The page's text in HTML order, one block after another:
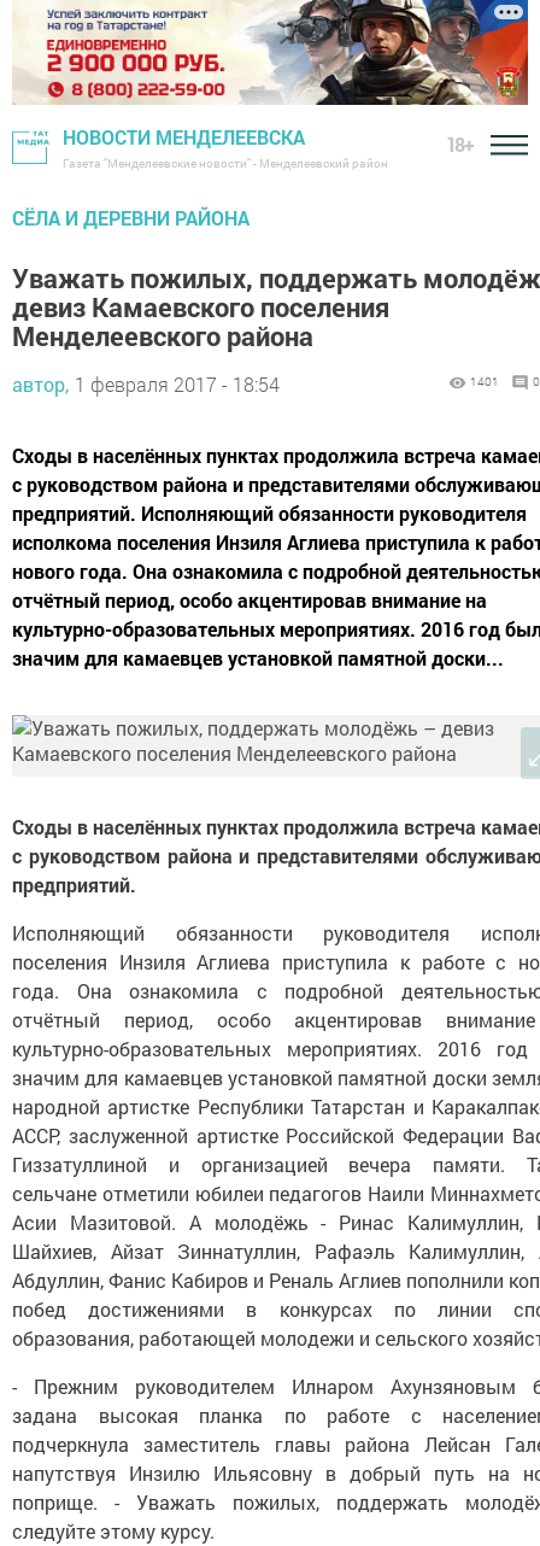
НОВОСТИ МЕНДЕЛЕЕВСКА
Газета "Менделеевские новости" - Менделеевский район
18+
СЁЛА И ДЕРЕВНИ РАЙОНА
Уважать пожилых, поддержать
девиз Камаевского поселения
Менделеевского района
автор, 1 февраля 2017 - 18:54 1401 0
Сходы в населённых пунктах продолжила встреча
с руководством района и представителями
предприятий. Исполняющий обязанности руководителя
исполкома поселения Инзиля Аглиева приступила к
нового года. Она ознакомила с подробной
отчётный период, особо акцентировав внимание на
культурно-образовательных мероприятиях. 2016 год
значим для камаевцев установкой памятной доски...
Сходы в населённых пунктах продолжила встреча
с руководством района и представителями
предприятий.
Исполняющий обязанности руководителя
поселения Инзиля Аглиева приступила к работе с
года. Она ознакомила с подробной
отчётный период, особо акцентировав
культурно-образовательных мероприятиях. 2016
значим для камаевцев установкой памятной доски
народной артистке Республики Татарстан и
АССР, заслуженной артистке Российской Федерации
Гиззатуллиной и организацией вечера памяти.
сельчане отметили юбилеи педагогов Наили
Асии Мазитовой. А молодёжь - Ринас Калимуллин,
Шайхиев, Айзат Зиннатуллин, Рафаэль Калимуллин,
Абдуллин, Фанис Кабиров и Реналь Аглиев пополнили
побед достижениями в конкурсах по линии
образования, работающей молодежи и сельского
- Прежним руководителем Илнаром Ахунзяновым
задана высокая планка по работе с
подчеркнула заместитель главы района Лейсан
напутствуя Инзилю Ильясовну в добрый путь на
поприще. - Уважать пожилых, поддержать
следуйте этому курсу.